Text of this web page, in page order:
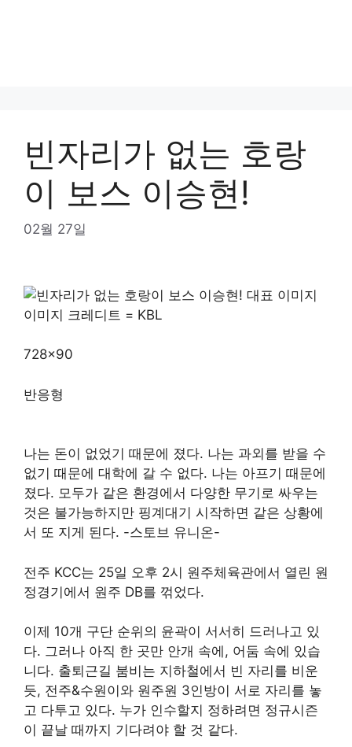
빈자리가 없는 호랑
이 보스 이승현!
02월 27일
이미지 크레디트 = KBL
728×90
반응형
나는 돈이 없었기 때문에 졌다. 나는 과외를 받을 수
없기 때문에 대학에 갈 수 없다. 나는 아프기 때문에
졌다. 모두가 같은 환경에서 다양한 무기로 싸우는
것은 불가능하지만 핑계대기 시작하면 같은 상황에
서 또 지게 된다. -스토브 유니온-
전주 KCC는 25일 오후 2시 원주체육관에서 열린 원
정경기에서 원주 DB를 꺾었다.
이제 10개 구단 순위의 윤곽이 서서히 드러나고 있
다. 그러나 아직 한 곳만 안개 속에, 어둠 속에 있습
니다. 출퇴근길 붐비는 지하철에서 빈 자리를 비운
듯, 전주&수원이와 원주원 3인방이 서로 자리를 놓
고 다투고 있다. 누가 인수할지 정하려면 정규시즌
이 끝날 때까지 기다려야 할 것 같다.